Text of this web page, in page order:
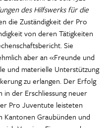
des Hilfswerks für die
die Zuständigkeit der Pro
von deren Tätigkeiten
Sie
aber an «Freunde und
und materielle Unterstützung
zu erlangen. Der Erfolg
in der Erschliessung neuer
Pro Juventute leisteten
Kantonen Graubünden und